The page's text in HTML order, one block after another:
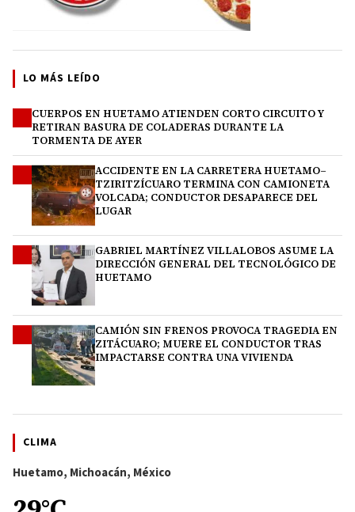
LO MÁS LEÍDO
CUERPOS EN HUETAMO ATIENDEN CORTO CIRCUITO Y
RETIRAN BASURA DE COLADERAS DURANTE LA
TORMENTA DE AYER
ACCIDENTE EN LA CARRETERA HUETAMO–
TZIRITZÍCUARO TERMINA CON CAMIONETA
VOLCADA; CONDUCTOR DESAPARECE DEL
LUGAR
GABRIEL MARTÍNEZ VILLALOBOS ASUME LA
DIRECCIÓN GENERAL DEL TECNOLÓGICO DE
HUETAMO
CAMIÓN SIN FRENOS PROVOCA TRAGEDIA EN
ZITÁCUARO; MUERE EL CONDUCTOR TRAS
IMPACTARSE CONTRA UNA VIVIENDA
CLIMA
Huetamo, Michoacán, México